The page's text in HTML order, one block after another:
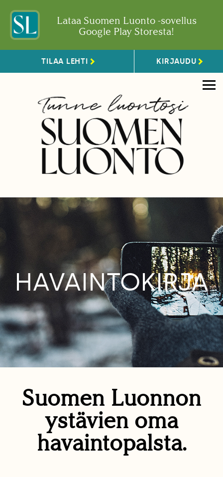
Lataa Suomen Luonto -sovellus
Google Play Storesta!
TILAA LEHTI KIRJAUDU
HAVAINTOKIRJA
Suomen Luonnon
ystävien oma
havaintopalsta.